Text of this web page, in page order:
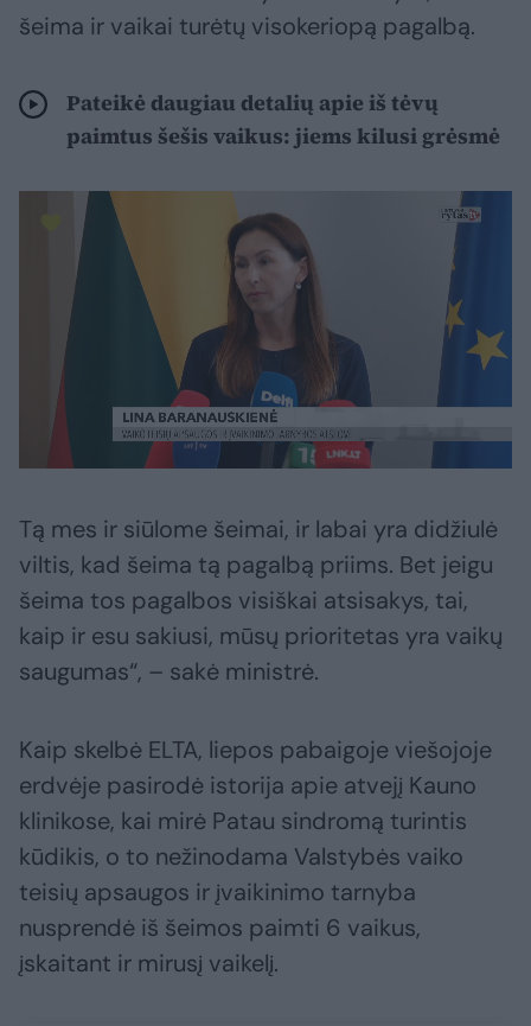
šeima ir vaikai turėtų visokeriopą pagalbą.
Pateikė daugiau detalių apie iš tėvų
paimtus šešis vaikus: jiems kilusi grėsmė
Tą mes ir siūlome šeimai, ir labai yra didžiulė
viltis, kad šeima tą pagalbą priims. Bet jeigu
šeima tos pagalbos visiškai atsisakys, tai,
kaip ir esu sakiusi, mūsų prioritetas yra vaikų
saugumas“, – sakė ministrė.
Kaip skelbė ELTA, liepos pabaigoje viešojoje
erdvėje pasirodė istorija apie atvejį Kauno
klinikose, kai mirė Patau sindromą turintis
kūdikis, o to nežinodama Valstybės vaiko
teisių apsaugos ir įvaikinimo tarnyba
nusprendė iš šeimos paimti 6 vaikus,
įskaitant ir mirusį vaikelį.